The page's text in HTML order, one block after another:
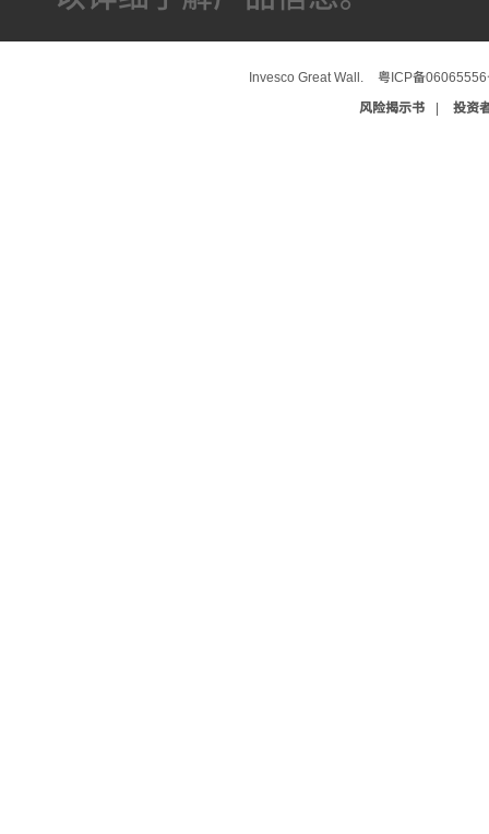
Invesco Great Wall.
粤ICP备
风险揭示书
投资